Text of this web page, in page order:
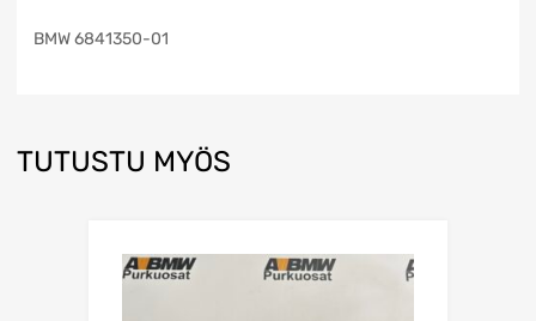
BMW 6841350-01
TUTUSTU MYÖS